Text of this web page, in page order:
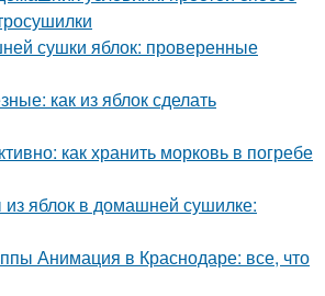
сушки яблок: проверенные
как из яблок сделать
как хранить морковь в погребе
из яблок в домашней сушилке:
Анимация в Краснодаре: все, что